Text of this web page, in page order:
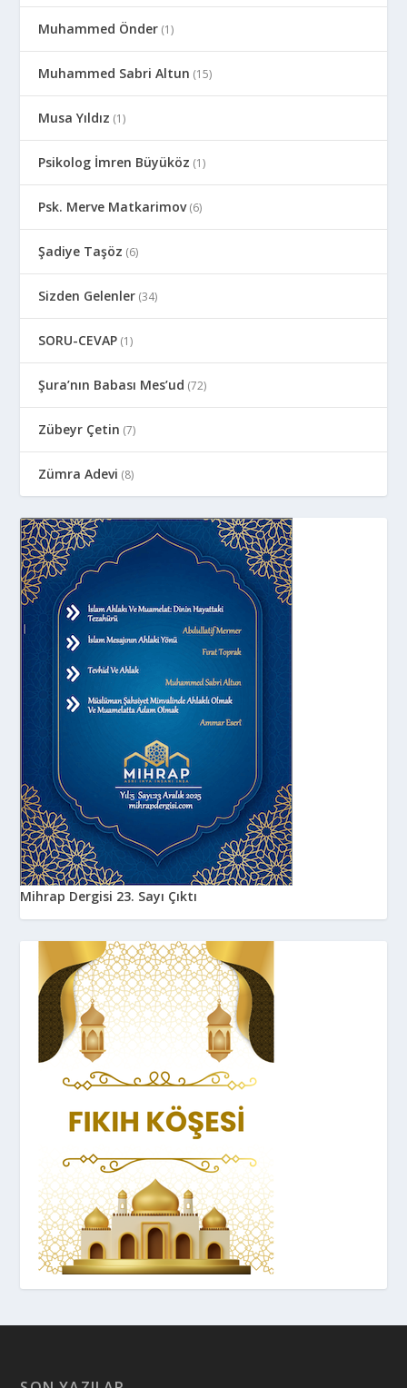
Muhammed Önder (1)
Muhammed Sabri Altun (15)
Musa Yıldız (1)
Psikolog İmren Büyüköz (1)
Psk. Merve Matkarimov(6)
Şadiye Taşöz (6)
Sizden Gelenler (34)
SORU-CEVAP (1)
Şura’nın Babası Mes’ud (72)
Zübeyr Çetin (7)
Zümra Adevi (8)
Mihrap Dergisi 23. Sayı Çıktı